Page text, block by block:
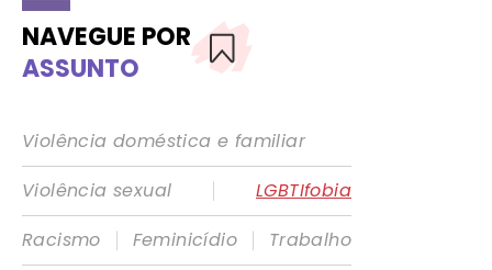
NAVEGUE POR
ASSUNTO
Violência doméstica e familiar
Violência sexual
|
LGBTIfobia
Racismo
| Feminicídio |
Trabalho